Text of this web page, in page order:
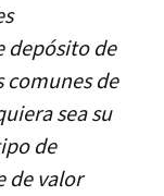
depósito de
comunes de
sea su
de
de valor